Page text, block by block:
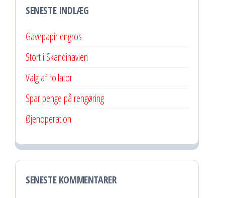
SENESTE INDLÆG
Gavepapir engros
Stort i Skandinavien
Valg af rollator
Spar penge på rengøring
Øjenoperation
SENESTE KOMMENTARER